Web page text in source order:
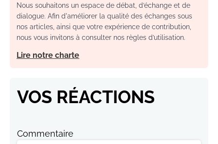
Nous souhaitons un espace de débat, d’échange et de
dialogue. Afin d'améliorer la qualité des échanges sous
nos articles, ainsi que votre expérience de contribution,
nous vous invitons à consulter nos règles d’utilisation.
Lire notre charte
VOS RÉACTIONS
Commentaire